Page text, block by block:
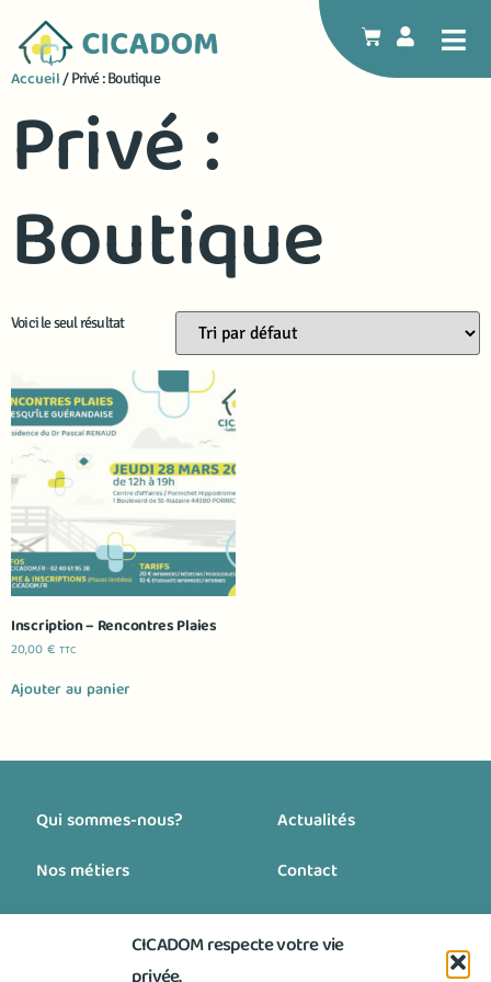
CICADOM respecte votre vie
Accueil / Privé : Boutique
Privé :
Boutique
Voici le seul résultat
Inscription – Rencontres Plaies
20,00€ TTC
Ajouter au panier
Qui sommes-nous?
Nos métiers
Nos engagements
Nous rejoindre
Actualités
Contact
Blog